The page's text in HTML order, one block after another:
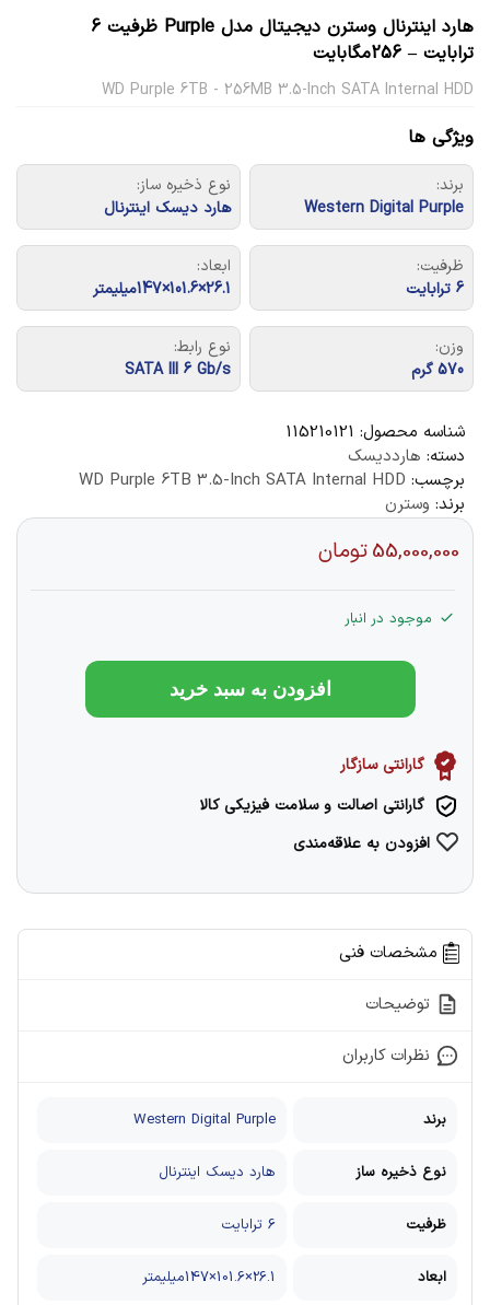
هارد اینترنال وسترن دیجیتال مدل Purple ظرفیت 6
ترابایت – 256مگابایت
WD Purple 6TB - 256MB 3.5-Inch SATA Internal HDD
ویژگی ها
برند:
Western Digital Purple
نوع ذخیره ساز:
هارد دیسک اینترنال
ظرفیت:
6 ترابایت
ابعاد:
26.1×101.6×147میلیمتر
وزن:
570 گرم
نوع رابط:
SATA III 6 Gb/s
شناسه محصول: 115210121
دسته: هارددیسک
برچسب: WD Purple 6TB 3.5-Inch SATA Internal HDD
برند: وسترن
55,000,000تومان
موجود در انبار
افزودن به سبد خرید
گارانتی سازگار
گارانتی اصالت و سلامت فیزیکی کالا
افزودن به علاقه‌مندی
مشخصات فنی
توضیحات
نظرات کاربران
برند Western Digital Purple
نوع ذخیره ساز هارد دیسک اینترنال
ظرفیت 6 ترابایت
ابعاد 26.1×101.6×147میلیمتر